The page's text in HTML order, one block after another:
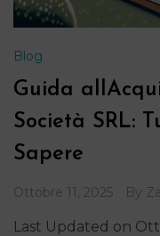
Blog
Guida
Società SRL:
Sapere
Ottobre 11, 2025 By
Last Updated on